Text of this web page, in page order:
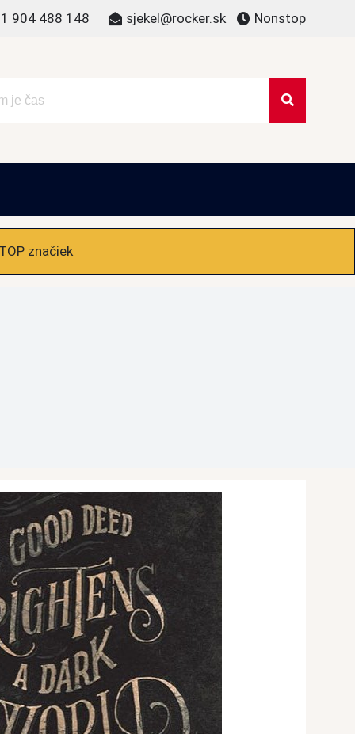
904 488 148 sjekel@rocker.sk Nonstop
značiek